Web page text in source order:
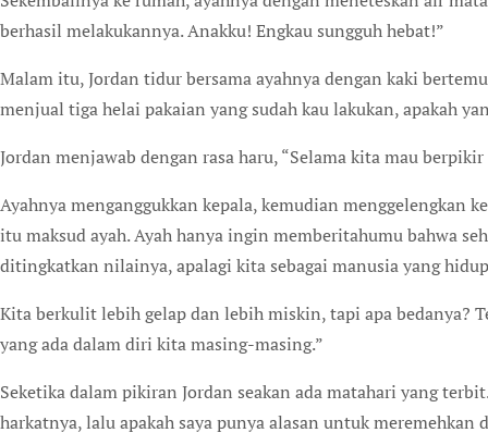
berhasil melakukannya. Anakku! Engkau sungguh hebat!”
Malam itu, Jordan tidur bersama ayahnya dengan kaki
menjual tiga helai pakaian yang sudah kau lakukan, apakah
Jordan menjawab dengan rasa haru, “Selama kita mau
Ayahnya menganggukkan kepala, kemudian menggelengkan
itu maksud ayah. Ayah hanya ingin memberitahumu bahwa
ditingkatkan nilainya, apalagi kita sebagai manusia yang
Kita berkulit lebih gelap dan lebih miskin, tapi apa bedanya?
yang ada dalam diri kita masing-masing.”
Seketika dalam pikiran Jordan seakan ada matahari yang
harkatnya, lalu apakah saya punya alasan untuk meremehkan